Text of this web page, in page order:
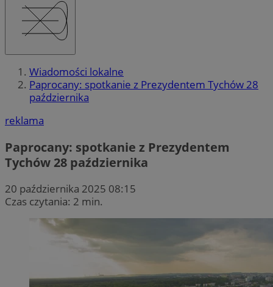
Wiadomości lokalne
Paprocany: spotkanie z Prezydentem Tychów 28
października
reklama
Paprocany: spotkanie z Prezydentem
Tychów 28 października
20 października 2025 08:15
Czas czytania: 2 min.